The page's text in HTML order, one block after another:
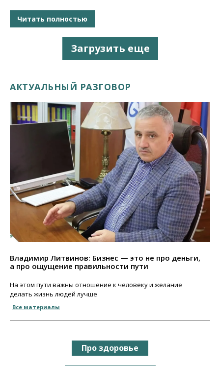
Читать полностью
Загрузить еще
АКТУАЛЬНЫЙ РАЗГОВОР
Владимир Литвинов: Бизнес — это не про деньги,
а про ощущение правильности пути
На этом пути важны отношение к человеку и желание
делать жизнь людей лучше
Все материалы
Про здоровье